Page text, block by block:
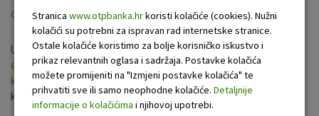
Objavljeno: 22.12.2016
Uprava Banke je usvojila noveOpće uvjete za korištenje
eLEMENT@-e za poslovne subjekteiOpće uvjete za
korištenje usluge OTP m-business za poslovne subjekte
koji stupaju na snagu 1. siječnja 2017. godine.
Stranica www.otpbanka.hrkoristi kolačiće (cookies). Nužni
kolačići su potrebni za ispravan rad internetske stranice.
Ostale kolačiće koristimo za bolje korisničko iskustvo i
prikaz relevantnih oglasa i sadržaja. Postavke kolačića
možete promijeniti na "Izmjeni postavke kolačića" te
prihvatiti sve ili samo neophodne kolačiće. Detaljnije
informacije o kolačićima i njihovoj upotrebi.